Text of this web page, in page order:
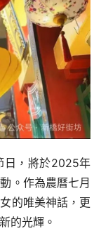
日，將於2025年
。作為農曆七月
的唯美神話，更
的光輝。